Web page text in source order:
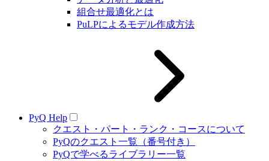
組合せ最適化とは
PuLPによるモデル作成方法
PyQ Help
クエスト・パート・ランク・コースについて
PyQのクエスト一覧（番号付き）
PyQで学べるライブラリー一覧